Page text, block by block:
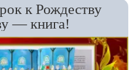
к Рождеству
— книга!